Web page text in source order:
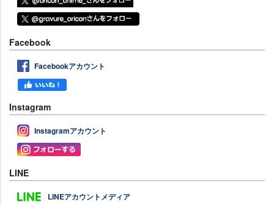
Facebook
Facebookアカウント
Instagram
Instagramアカウント
LINE
LINEアカウントメディア